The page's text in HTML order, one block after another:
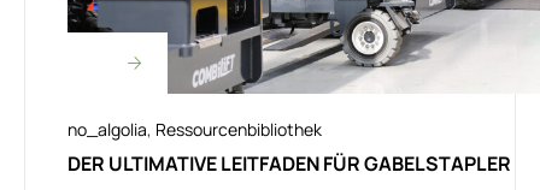
no_algolia, Ressourcenbibliothek
DER ULTIMATIVE LEITFADEN FÜR GABELSTAPLER